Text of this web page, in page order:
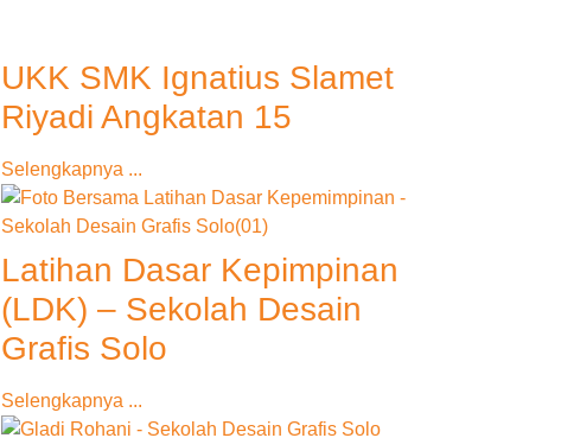
UKK SMK Ignatius Slamet
Riyadi Angkatan 15
Selengkapnya ...
Latihan Dasar Kepimpinan
(LDK) – Sekolah Desain
Grafis Solo
Selengkapnya ...